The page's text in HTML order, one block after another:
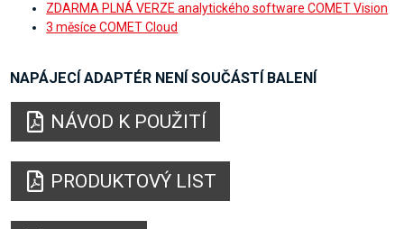
ZDARMA PLNÁ VERZE analytického software COMET Vision
3 měsíce COMET Cloud
NAPÁJECÍ ADAPTÉR NENÍ SOUČÁSTÍ BALENÍ
NÁVOD K POUŽITÍ
PRODUKTOVÝ LIST